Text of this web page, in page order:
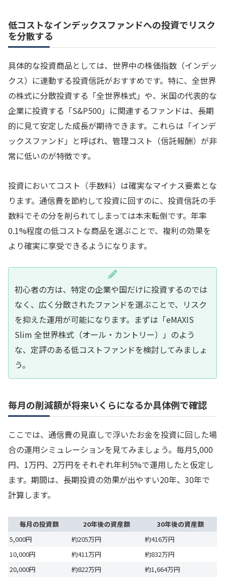
低コストなインデックスファンドへの投資でリスク
を分散する
具体的な投資商品としては、世界中の株価指数（インデッ
クス）に連動する投資信託がおすすめです。特に、全世界
の株式に分散投資する「全世界株式」や、米国の代表的な
企業に投資する「S&P500」に関連するファンドは、長期
的に見て安定した成長が期待できます。これらは「インデ
ックスファンド」と呼ばれ、管理コスト（信託報酬）が非
常に低いのが特徴です。
投資においてコスト（手数料）は確実なマイナス要素とな
ります。通信費を節約して投資に回すのに、投資信託の手
数料でその分を削られてしまっては本末転倒です。年率
0.1%程度の低コストな商品を選ぶことで、複利の効果を
より確実に享受できるようになります。
初心者の方は、特定の企業や国だけに投資するのでは
なく、広く分散されたファンドを選ぶことで、リスク
を抑えた運用が可能になります。まずは「eMAXIS
Slim 全世界株式（オール・カントリー）」のよう
な、定評のある低コストファンドを検討してみましょ
う。
毎月の削減額が将来いくらになるか具体例で確認
ここでは、通信費の見直しで浮いたお金を投資に回した場
合の運用シミュレーションを見てみましょう。毎月5,000
円、1万円、2万円をそれぞれ年利5%で運用したと仮定し
ます。期間は、長期投資の効果が出やすい20年、30年で
計算します。
毎月の投資額 20年後の資産額
30年後の資産額
5,000円
約205万円
約416万円
10,000円
約411万円
約832万円
20,000円
約822万円 約1,664万円